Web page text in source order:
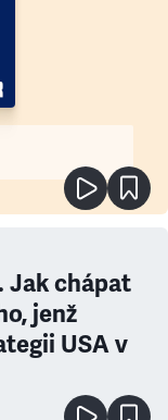
Jak chápat
jenž
USA v